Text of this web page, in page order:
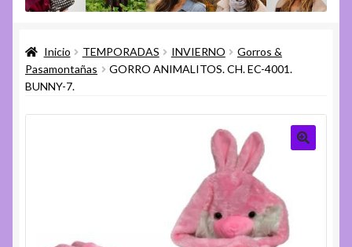
menú
Ayuda
hijo
Inicio TEMPORADAS INVIERNO
Gorros &
Pasamontañas
GORRO ANIMALITOS. CH. EC-4001.
BUNNY-7.